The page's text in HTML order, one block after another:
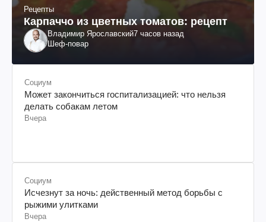
Рецепты
Карпаччо из цветных томатов: рецепт
Владимир Ярославский7 часов назад
Шеф-повар
Социум
Может закончиться госпитализацией: что нельзя
делать собакам летом
Вчера
Социум
Исчезнут за ночь: действенный метод борьбы с
рыжими улитками
Вчера